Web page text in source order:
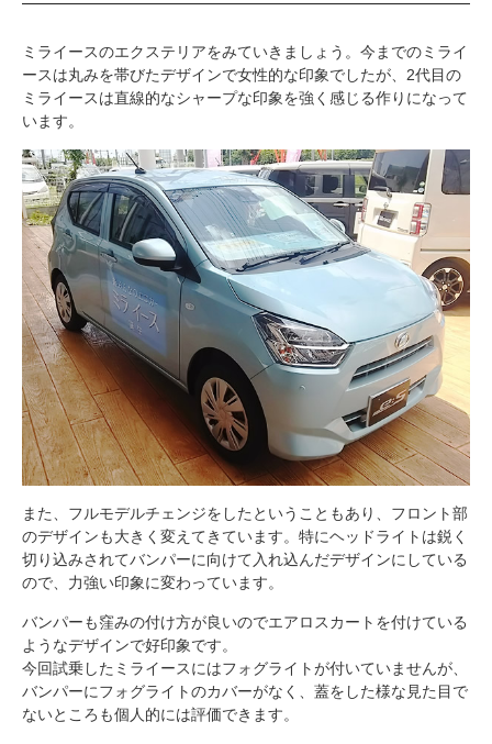
ミライースのエクステリアをみていきましょう。今までのミライ
ースは丸みを帯びたデザインで女性的な印象でしたが、2代目の
ミライースは直線的なシャープな印象を強く感じる作りになって
います。
また、フルモデルチェンジをしたということもあり、フロント部
のデザインも大きく変えてきています。特にヘッドライトは鋭く
切り込みされてバンパーに向けて入れ込んだデザインにしている
ので、力強い印象に変わっています。
バンパーも窪みの付け方が良いのでエアロスカートを付けている
ようなデザインで好印象です。
今回試乗したミライースにはフォグライトが付いていませんが、
バンパーにフォグライトのカバーがなく、蓋をした様な見た目で
ないところも個人的には評価できます。